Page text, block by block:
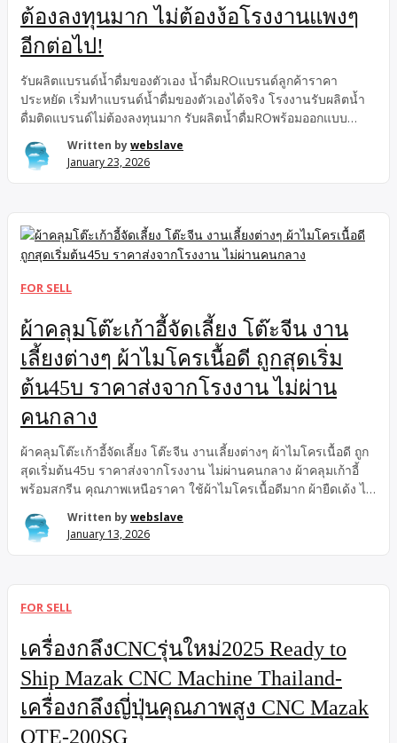
ต้องลงทุนมาก ไม่ต้องง้อโรงงานแพงๆ
อีกต่อไป!
รับผลิตแบรนด์น้ำดื่มของตัวเอง น้ำดื่มROแบรนด์ลูกค้าราคา
ประหยัด เริ่มทำแบรนด์น้ำดื่มของตัวเองได้จริง โรงงานรับผลิตน้ำ
ดื่มติดแบรนด์ไม่ต้องลงทุนมาก รับผลิตน้ำดื่มROพร้อมออกแบบ
ฉลาก โรงงานรับผลิตน้ำดื่มOEMราคาถูก ราคาเท่ากับน้ำดื่มทั่วไป
ไม่ต้องง้อโรงงานแพงๆ อีกต่อไป!
Written bywebslave
January 23, 2026
FOR SELL
ผ้าคลุมโต๊ะเก้าอี้จัดเลี้ยง โต๊ะจีน งาน
เลี้ยงต่างๆ ผ้าไมโครเนื้อดี ถูกสุดเริ่ม
ต้น45บ ราคาส่งจากโรงงาน ไม่ผ่าน
คนกลาง
ผ้าคลุมโต๊ะเก้าอี้จัดเลี้ยง โต๊ะจีน งานเลี้ยงต่างๆ ผ้าไมโครเนื้อดี ถูก
สุดเริ่มต้น45บ ราคาส่งจากโรงงาน ไม่ผ่านคนกลาง ผ้าคลุมเก้าอี้
พร้อมสกรีน คุณภาพเหนือราคา ใช้ผ้าไมโครเนื้อดีมาก ผ้ายืดเด้ง ไม่
อาชีพ เหมาะสำหรับ งานวัด งานบุญ งานบริจาค หน่วยงานราชการ
โรงเรียน โรงแรม และอีเวนต์ทุกประเภท
Written bywebslave
January 13, 2026
FOR SELL
เครื่องกลึงCNCรุ่นใหม่2025 Ready to
Ship Mazak CNC Machine Thailand-
เครื่องกลึงญี่ปุ่นคุณภาพสูง CNC Mazak
QTE-200SG